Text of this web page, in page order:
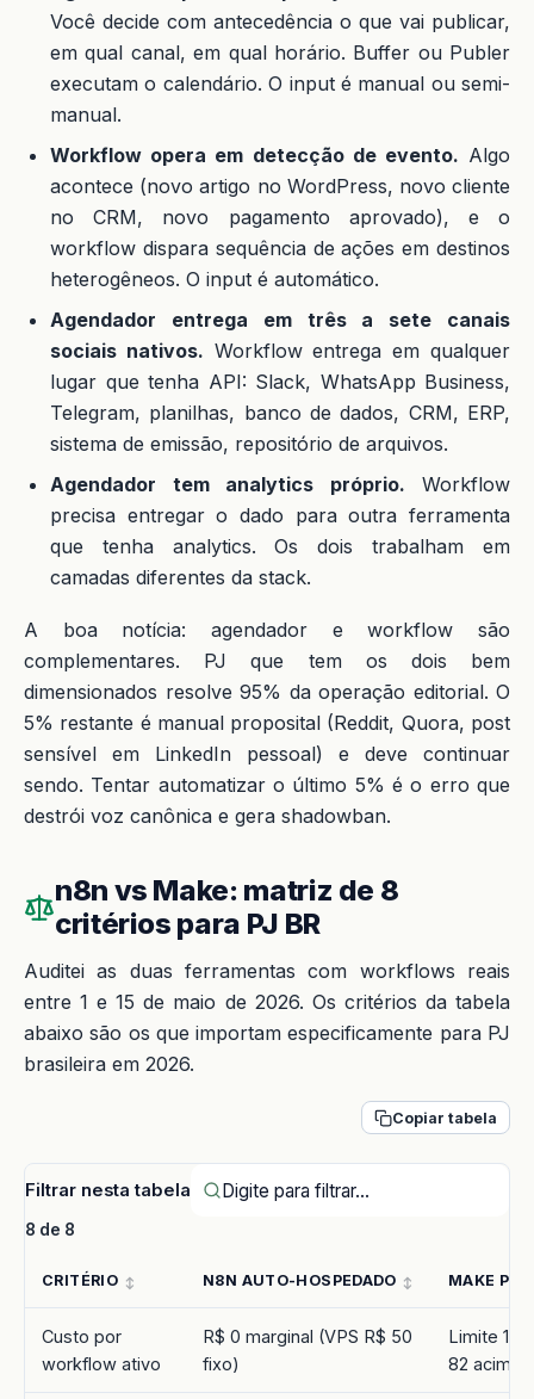
Você decide com antecedência o que vai publicar,
em qual canal, em qual horário. Buffer ou Publer
executam o calendário. O input é manual ou semi-
manual.
Workflow opera em detecção de evento. Algo
acontece (novo artigo no WordPress, novo cliente
no CRM, novo pagamento aprovado), e o
workflow dispara sequência de ações em destinos
heterogêneos. O input é automático.
Agendador entrega em três a sete canais
sociais nativos. Workflow entrega em qualquer
lugar que tenha API: Slack, WhatsApp Business,
Telegram, planilhas, banco de dados, CRM, ERP,
sistema de emissão, repositório de arquivos.
Agendador tem analytics próprio. Workflow
precisa entregar o dado para outra ferramenta
que tenha analytics. Os dois trabalham em
camadas diferentes da stack.
A boa notícia: agendador e workflow são
complementares. PJ que tem os dois bem
dimensionados resolve 95% da operação editorial. O
5% restante é manual proposital (Reddit, Quora, post
sensível em LinkedIn pessoal) e deve continuar
sendo. Tentar automatizar o último 5% é o erro que
destrói voz canônica e gera shadowban.
n8n vs Make: matriz de 8
critérios para PJ BR
Auditei as duas ferramentas com workflows reais
entre 1 e 15 de maio de 2026. Os critérios da tabela
abaixo são os que importam especificamente para PJ
brasileira em 2026.
Copiar tabela
Filtrar nesta tabela
8 de 8
CRITÉRIO N8N AUTO-HOSPEDADO MAKE
Custo por
workflow ativo
R$ 0 marginal (VPS R$ 50
fixo)
Limite
82 acima